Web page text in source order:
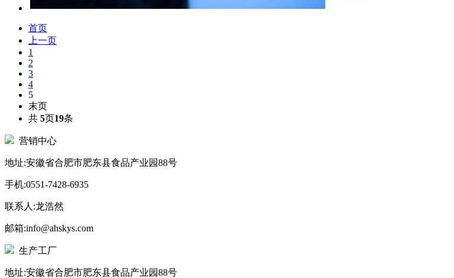
首页
上一页
1
2
3
4
5
末页
共 5页19条
营销中心
地址:安徽省合肥市肥东县食品产业园88号
手机:0551-7428-6935
联系人:龙浩然
邮箱:info@ahskys.com
生产工厂
地址:安徽省合肥市肥东县食品产业园88号